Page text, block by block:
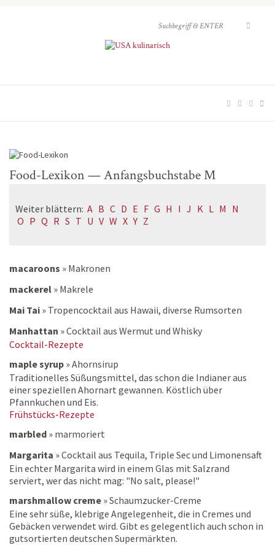
Food-Lexikon — Anfangsbuchstabe M
Weiter blättern: A B C D E F G H I J K L M N
O P Q R S T U V W X Y Z
macaroons » Makronen
mackerel » Makrele
Mai Tai » Tropencocktail aus Hawaii, diverse Rumsorten
Manhattan »Cocktail aus Wermut und Whisky
Cocktail-Rezepte
maple syrup »Ahornsirup
Traditionelles Süßungsmittel, das schon die Indianer aus
einer speziellen Ahornart gewannen. Köstlich über
Pfannkuchen und Eis.
Frühstücks-Rezepte
marbled » marmoriert
Margarita »Cocktail aus Tequila, Triple Sec und Limonensaft
Ein echter Margarita wird in einem Glas mit Salzrand
serviert, wer das nicht mag: "No salt, please!"
marshmallow creme »Schaumzucker-Creme
Eine sehr süße, klebrige Angelegenheit, die in Cremes und
Gebäcken verwendet wird. Gibt es gelegentlich auch schon in
gutsortierten deutschen Supermärkten.